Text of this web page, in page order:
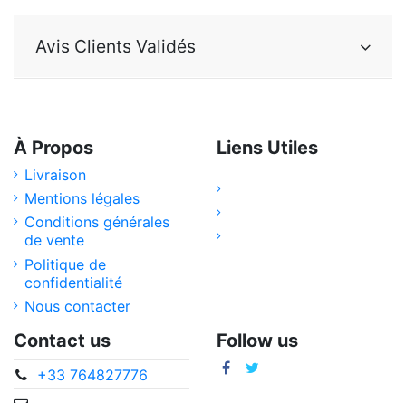
Avis Clients Validés
À Propos
Livraison
Mentions légales
Conditions générales
de vente
Politique de
confidentialité
Nous contacter
Liens Utiles
Contact us
+33 764827776
Follow us